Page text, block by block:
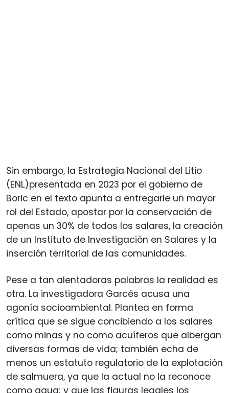
Sin embargo, la Estrategia Nacional del Litio
(ENL)presentada en 2023 por el gobierno de
Boric en el texto apunta a entregarle un mayor
rol del Estado, apostar por la conservación de
apenas un 30% de todos los salares, la creación
de un Instituto de Investigación en Salares y la
inserción territorial de las comunidades.
Pese a tan alentadoras palabras la realidad es
otra. La investigadora Garcés acusa una
agonía socioambiental. Plantea en forma
crítica que se sigue concibiendo a los salares
como minas y no como acuíferos que albergan
diversas formas de vida; también echa de
menos un estatuto regulatorio de la explotación
de salmuera, ya que la actual no la reconoce
como agua; y que las figuras legales los